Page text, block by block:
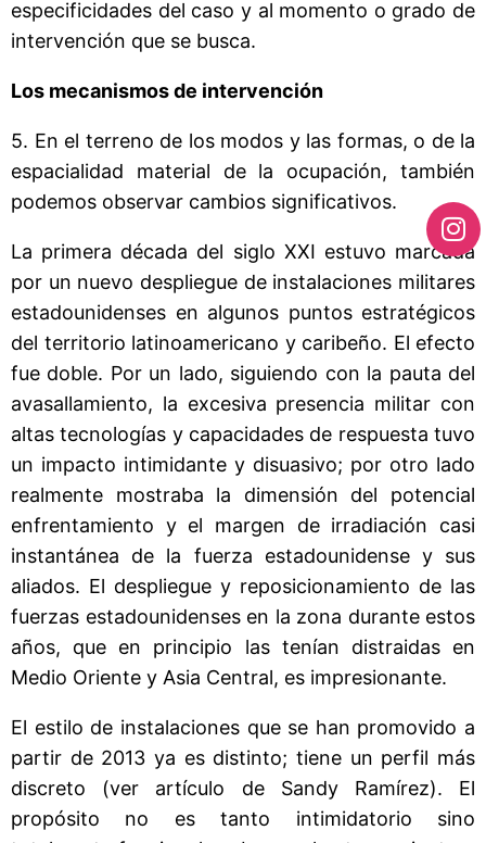
especificidades del caso y al momento o grado de
intervención que se busca.
Los mecanismos de intervención
5. En el terreno de los modos y las formas, o de la
espacialidad material de la ocupación, también
podemos observar cambios significativos.
La primera década del siglo XXI estuvo marcada
por un nuevo despliegue de instalaciones militares
estadounidenses en algunos puntos estratégicos
del territorio latinoamericano y caribeño. El efecto
fue doble. Por un lado, siguiendo con la pauta del
avasallamiento, la excesiva presencia militar con
altas tecnologías y capacidades de respuesta tuvo
un impacto intimidante y disuasivo; por otro lado
realmente mostraba la dimensión del potencial
enfrentamiento y el margen de irradiación casi
instantánea de la fuerza estadounidense y sus
aliados. El despliegue y reposicionamiento de las
fuerzas estadounidenses en la zona durante estos
años, que en principio las tenían distraidas en
Medio Oriente y Asia Central, es impresionante.
El estilo de instalaciones que se han promovido a
partir de 2013 ya es distinto; tiene un perfil más
discreto (ver artículo de Sandy Ramírez). El
propósito no es tanto intimidatorio sino